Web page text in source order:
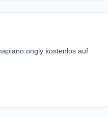
ongly kostenlos auf